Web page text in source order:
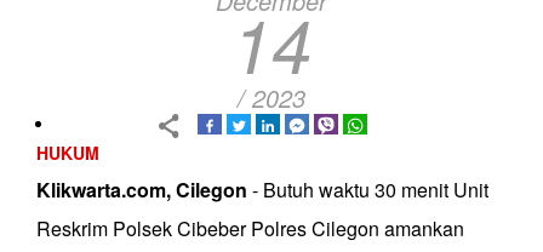
14
/ 2023
HUKUM
Klikwarta.com, Cilegon - Butuh waktu 30 menit Unit
Reskrim Polsek Cibeber Polres Cilegon amankan